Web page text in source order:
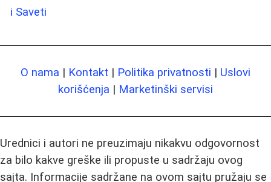
i Saveti
O nama | Kontakt | Politika privatnosti | Uslovi
korišćenja | Marketinški servisi
Urednici i autori ne preuzimaju nikakvu odgovornost
za bilo kakve greške ili propuste u sadržaju ovog
sajta. Informacije sadržane na ovom sajtu pružaju se